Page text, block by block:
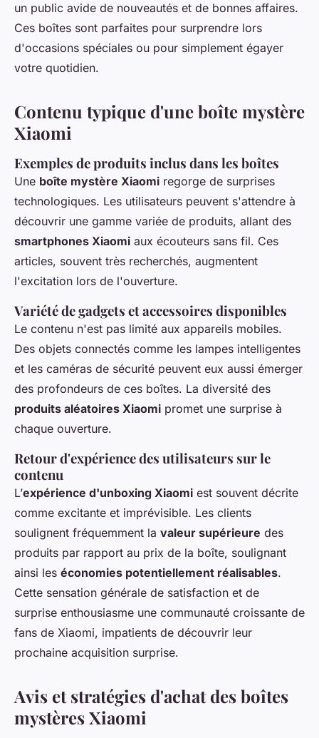
un public avide de nouveautés et de bonnes affaires.
Ces boîtes sont parfaites pour surprendre lors
d'occasions spéciales ou pour simplement égayer
votre quotidien.
Contenu typique d'une boîte mystère
Xiaomi
Exemples de produits inclus dans les boîtes
Une boîte mystère Xiaomi regorge de surprises
technologiques. Les utilisateurs peuvent s'attendre à
découvrir une gamme variée de produits, allant des
smartphones Xiaomi aux écouteurs sans fil. Ces
articles, souvent très recherchés, augmentent
l'excitation lors de l'ouverture.
Variété de gadgets et accessoires disponibles
Le contenu n'est pas limité aux appareils mobiles.
Des objets connectés comme les lampes intelligentes
et les caméras de sécurité peuvent eux aussi émerger
des profondeurs de ces boîtes. La diversité des
produits aléatoires Xiaomi promet une surprise à
chaque ouverture.
Retour d'expérience des utilisateurs sur le
contenu
L’expérience d'unboxing Xiaomi est souvent décrite
comme excitante et imprévisible. Les clients
soulignent fréquemment la valeur supérieure des
produits par rapport au prix de la boîte, soulignant
ainsi les économies potentiellement réalisables.
Cette sensation générale de satisfaction et de
surprise enthousiasme une communauté croissante de
fans de Xiaomi, impatients de découvrir leur
prochaine acquisition surprise.
Avis et stratégies d'achat des boîtes
mystères Xiaomi